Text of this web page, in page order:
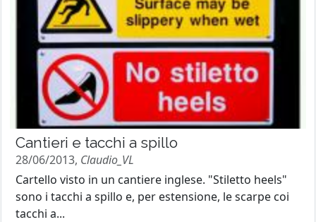
Cantieri e tacchi a spillo
28/06/2013, Claudio_VL
Cartello visto in un cantiere inglese. "Stiletto heels"
sono i tacchi a spillo e, per estensione, le scarpe coi
tacchi a...